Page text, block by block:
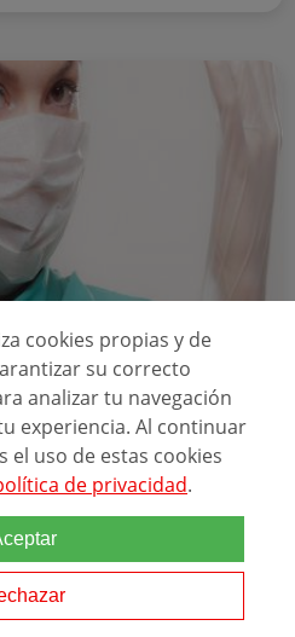
250 horas
en los fundamentos
trabajar en Tanatoestética y
legislación alrededor de la higiene,
cookies propias y de
su correcto
analizar tu navegación
experiencia. Al continuar
el uso de estas cookies
de privacidad.